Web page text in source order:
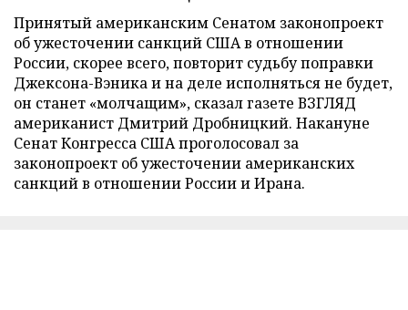
Принятый американским Сенатом законопроект
об ужесточении санкций США в отношении
России, скорее всего, повторит судьбу поправки
Джексона-Вэника и на деле исполняться не будет,
он станет «молчащим», сказал газете ВЗГЛЯД
американист Дмитрий Дробницкий. Накануне
Сенат Конгресса США проголосовал за
законопроект об ужесточении американских
санкций в отношении России и Ирана.